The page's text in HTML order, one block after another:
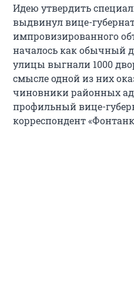
Идею утвердить
выдвинул вице-
импровизированного
началось как обычный
улицы выгнали 1000
смысле одной из них
чиновники районных
профильный вице-
корреспондент